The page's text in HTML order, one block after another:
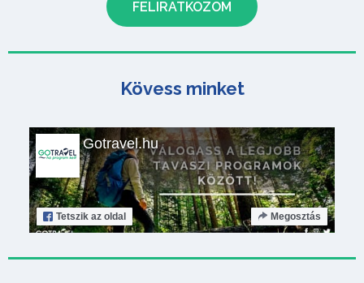
Kövess minket
Gotravel.hu
Tetszik az oldal Megosztás